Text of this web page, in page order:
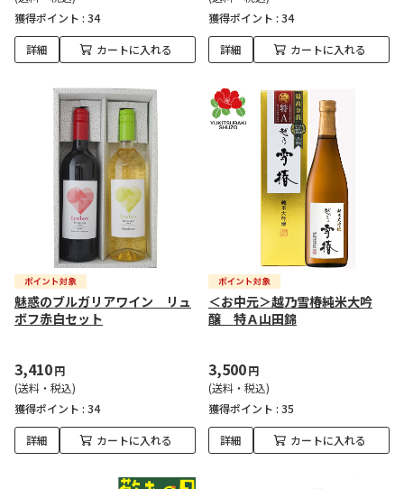
獲得ポイント : 34
詳細 カートに入れる
獲得ポイント : 34
詳細 カートに入れる
魅惑のブルガリアワイン リュ
ボフ赤白セット
3,410円
(送料・税込)
獲得ポイント : 34
詳細 カートに入れる
＜お中元＞越乃雪椿純米大吟
醸 特Ａ山田錦
3,500円
(送料・税込)
獲得ポイント : 35
詳細 カートに入れる